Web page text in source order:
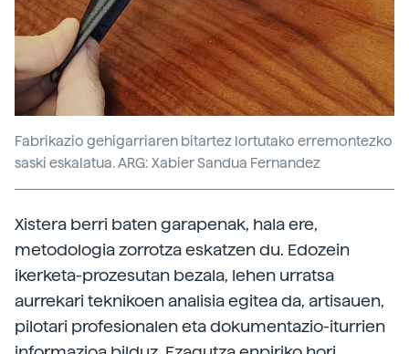
Fabrikazio gehigarriaren bitartez lortutako erremontezko
saski eskalatua. ARG: Xabier Sandua Fernandez
Xistera berri baten garapenak, hala ere,
metodologia zorrotza eskatzen du. Edozein
ikerketa-prozesutan bezala, lehen urratsa
aurrekari teknikoen analisia egitea da, artisauen,
pilotari profesionalen eta dokumentazio-iturrien